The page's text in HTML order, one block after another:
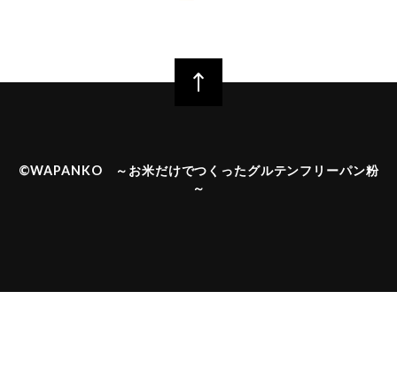
©︎WAPANKO ～お米だけでつくったグルテンフリーパン粉
～